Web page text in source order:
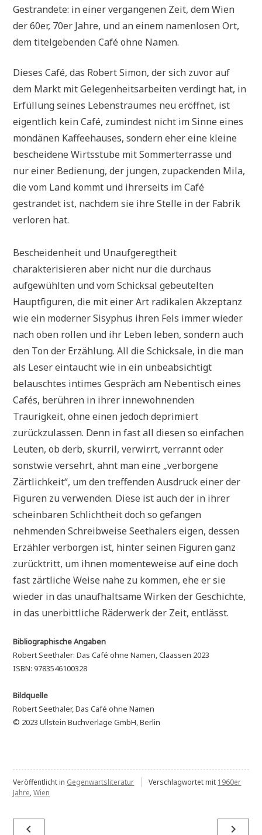
Gestrandete: in einer vergangenen Zeit, dem Wien
der 60er, 70er Jahre, und an einem namenlosen Ort,
dem titelgebenden Café ohne Namen.
Dieses Café, das Robert Simon, der sich zuvor auf
dem Markt mit Gelegenheitsarbeiten verdingt hat, in
Erfüllung seines Lebenstraumes neu eröffnet, ist
eigentlich kein Café, zumindest nicht im Sinne eines
mondänen Kaffeehauses, sondern eher eine kleine
bescheidene Wirtsstube mit Sommerterrasse und
nur einer Bedienung, der jungen, zupackenden Mila,
die vom Land kommt und ihrerseits im Café
gestrandet ist, nachdem sie ihre Stelle in der Fabrik
verloren hat.
Bescheidenheit und Unaufgeregtheit
charakterisieren aber nicht nur die durchaus
aufgewühlten und vom Schicksal gebeutelten
Hauptfiguren, die mit einer Art radikalen Akzeptanz
wie ein moderner Sisyphus ihren Fels immer wieder
nach oben rollen und ihr Leben leben, sondern auch
den Ton der Erzählung. All die Schicksale, in die man
als Leser eintaucht wie in ein unbeabsichtigt
belauschtes intimes Gespräch am Nebentisch eines
Cafés, berühren in ihrer innewohnenden
Traurigkeit, ohne einen jedoch deprimiert
zurückzulassen. Denn in fast all diesen so einfachen
Leuten, ob derb, skurril, verwirrt, verrannt oder
sonstwie versehrt, ahnt man eine „verborgene
Zärtlichkeit“, um den treffenden Ausdruck einer der
Figuren zu verwenden. Diese ist auch der in ihrer
scheinbaren Schlichtheit doch so gefangen
nehmenden Schreibweise Seethalers eigen, dessen
Erzähler verborgen ist, hinter seinen Figuren ganz
zurücktritt, um ihnen momenteweise auf eine doch
fast zärtliche Weise nahe zu kommen, ehe er sie
wieder in das unaufhaltsame Wirken der Geschichte,
in das unerbittliche Räderwerk der Zeit, entlässt.
Bibliographische Angaben
Robert Seethaler: Das Café ohne Namen, Claassen 2023
ISBN: 9783546100328
Bildquelle
Robert Seethaler, Das Café ohne Namen
© 2023 Ullstein Buchverlage GmbH, Berlin
Veröffentlicht in Gegenwartsliteratur Verschlagwortet mit 1960er
Jahre,Wien
Beitragsnavigation
navigate_before navigate_next